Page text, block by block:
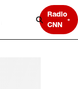
Radio
CNN